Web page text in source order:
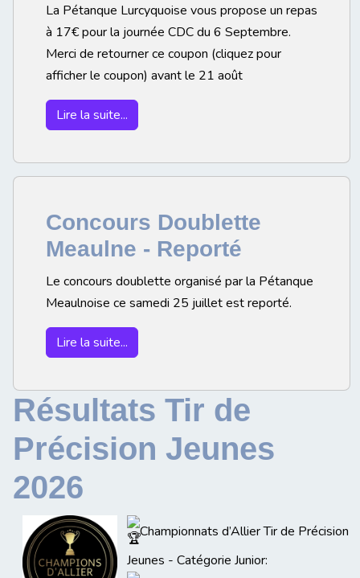
La Pétanque Lurcyquoise vous propose un repas
à 17€ pour la journée CDC du 6 Septembre.
Merci de retourner ce coupon (cliquez pour
afficher le coupon) avant le 21 août
Lire la suite...
Concours Doublette
Meaulne - Reporté
Le concours doublette organisé par la Pétanque
Meaulnoise ce samedi 25 juillet est reporté.
Lire la suite...
Résultats Tir de
Précision Jeunes
2026
Championnats d’Allier Tir de Précision
Jeunes - Catégorie Junior: